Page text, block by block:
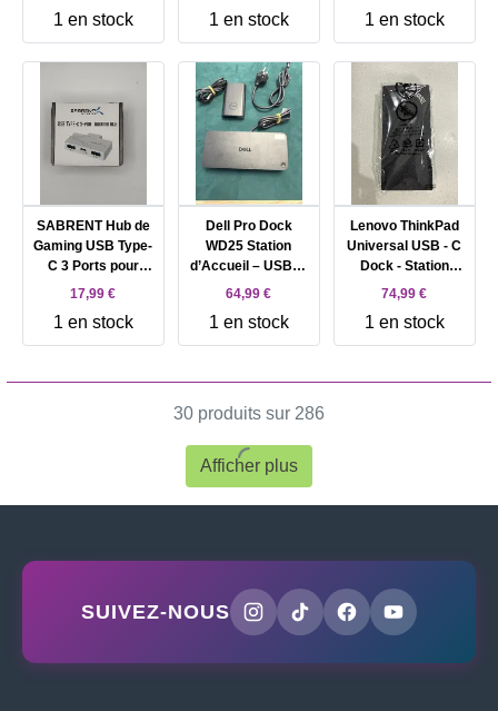
1 en stock 1 en stock
USB 3.0
1 en stock
SABRENT Hub de
Gaming USB Type-
C 3 Ports pour
ASUS ROG Ally -
Plug and Play,
Charge PD3.0,
USB-C, Compatible
17,99 €
1 en stock
Dell Pro Dock
WD25 Station
d’Accueil – USB-C
avec Charge 100W,
4 écrans, 2X DP
1.4, HDMI 2.1, 6
Ethernet 2.5GbE,
Design Compact
64,99 €
1 en stock
Lenovo ThinkPad
Universal USB - C
Dock - Station
d'accueil - USB - C
1GbE - 90 watt -
Campus
74,99 €
1 en stock
30 produits sur 286
Afficher plus
SUIVEZ-NOUS